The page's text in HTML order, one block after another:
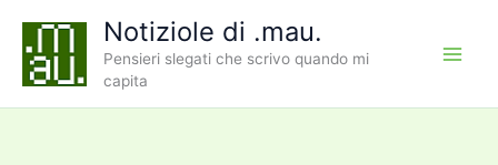
contenuto
Notiziole di .mau.
Pensieri slegati che scrivo quando mi
capita